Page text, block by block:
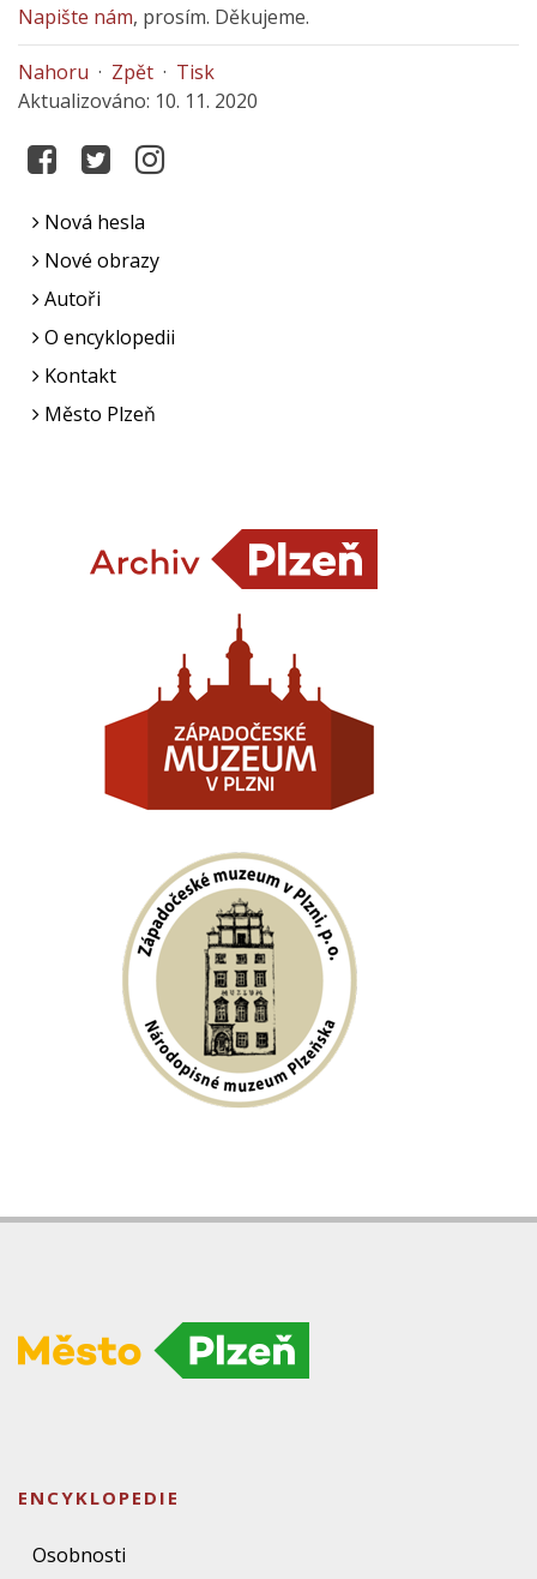
Napište nám, prosím. Děkujeme.
Nahoru · Zpět · Tisk
Aktualizováno: 10. 11. 2020
Nová hesla
Nové obrazy
Autoři
O encyklopedii
Kontakt
Město Plzeň
ENCYKLOPEDIE
Osobnosti